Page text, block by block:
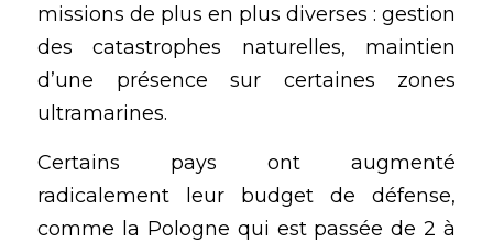
missions de plus en plus diverses : gestion
des catastrophes naturelles, maintien
d’une présence sur certaines zones
ultramarines.
Certains pays ont augmenté
radicalement leur budget de défense,
comme la Pologne qui est passée de 2 à